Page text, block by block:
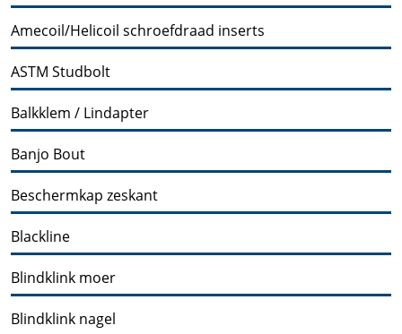
Amecoil/Helicoil schroefdraad inserts
ASTM Studbolt
Balkklem / Lindapter
Banjo Bout
Beschermkap zeskant
Blackline
Blindklink moer
Blindklink nagel